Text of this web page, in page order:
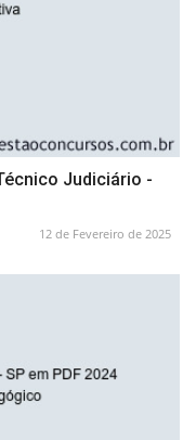
Judiciário -
12 de Fevereiro de 2025